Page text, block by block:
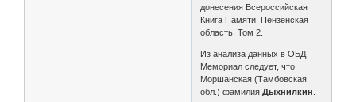
донесения Всероссийская
Книга Памяти. Пензенская
область. Том 2.
Из анализа данных в ОБД
Мемориал следует, что
Моршанская (Тамбовская
обл.) фамилияДыхнилкин